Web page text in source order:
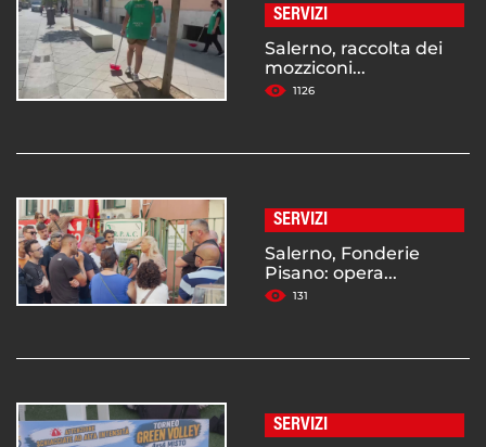
SERVIZI
Salerno, raccolta dei
mozziconi...
1126
SERVIZI
Salerno, Fonderie
Pisano: opera...
131
SERVIZI